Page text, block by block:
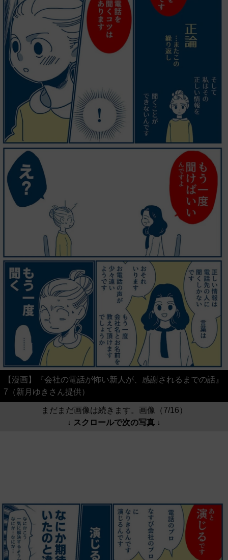
【漫画】『会社の電話が怖い新人が、感謝されるまでの話』
7（新月ゆきさん提供）
まだまだ画像は続きます。画像（7/16）
↓ スクロールで次の写真 ↓